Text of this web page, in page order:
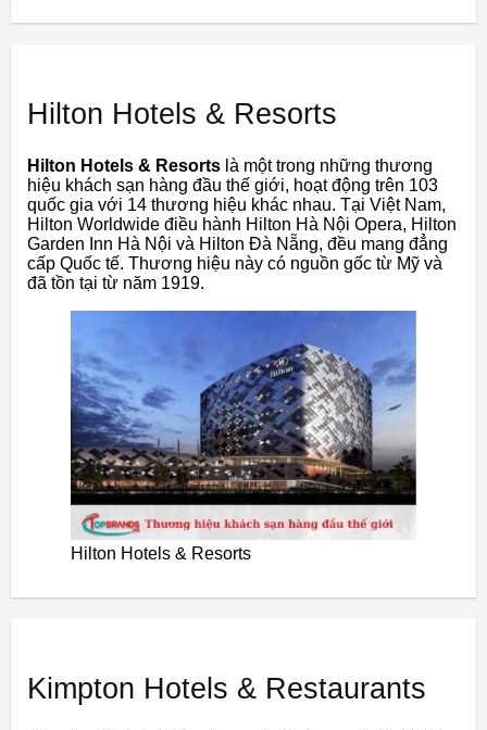
Hilton Hotels & Resorts
Hilton Hotels & Resorts là một trong những thương
hiệu khách sạn hàng đầu thế giới, hoạt động trên 103
quốc gia với 14 thương hiệu khác nhau. Tại Việt Nam,
Hilton Worldwide điều hành Hilton Hà Nội Opera, Hilton
Garden Inn Hà Nội và Hilton Đà Nẵng, đều mang đẳng
cấp Quốc tế. Thương hiệu này có nguồn gốc từ Mỹ và
đã tồn tại từ năm 1919.
Hilton Hotels & Resorts
Kimpton Hotels & Restaurants